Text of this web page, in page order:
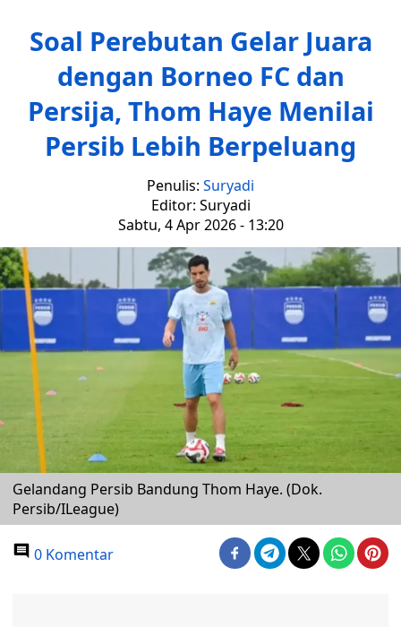
Soal Perebutan Gelar Juara
dengan Borneo FC dan
Persija, Thom Haye Menilai
Persib Lebih Berpeluang
Penulis: Suryadi
Editor: Suryadi
Sabtu, 4 Apr 2026 - 13:20
Gelandang Persib Bandung Thom Haye. (Dok.
Persib/ILeague)
0 Komentar